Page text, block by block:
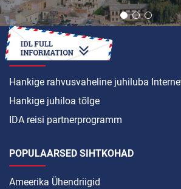
KUIDAS SEDA TEHA
Hankige rahvusvaheline juhiluba
Hankige juhiloa tõlge
IDA reisi partnerprogramm
POPULAARSED SIHTKOHAD
Ameerika Ühendriigid